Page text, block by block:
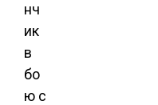
нч
ик
в
бо
ю с